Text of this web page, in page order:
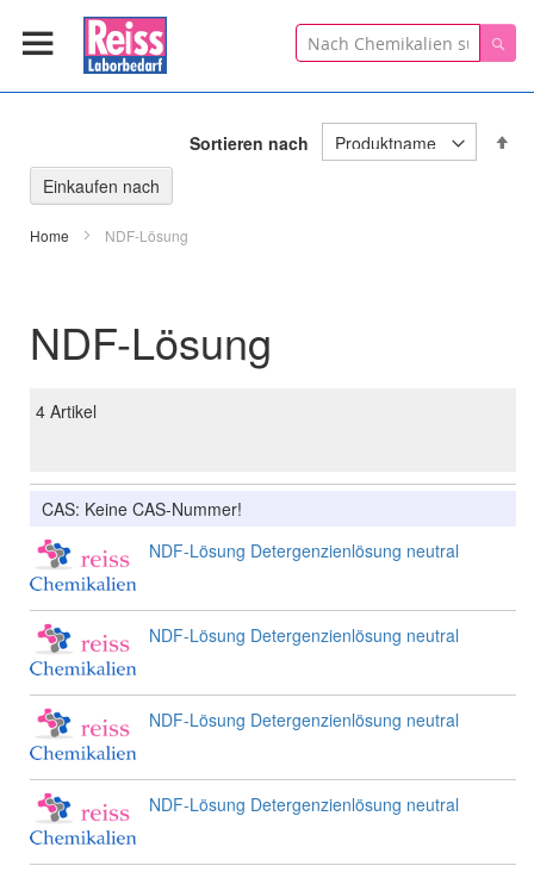
Suche
Home NDF-Lösung
NDF-Lösung
4 Artikel
Sortieren nach
CAS: Keine CAS-Nummer!
NDF-Lösung Detergenzienlösung neutral
NDF-Lösung Detergenzienlösung neutral
NDF-Lösung Detergenzienlösung neutral
NDF-Lösung Detergenzienlösung neutral
Einkaufen nach